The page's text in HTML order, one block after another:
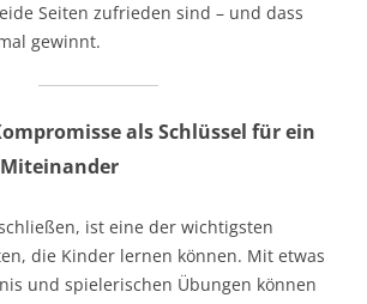
Seiten zufrieden sind – und dass
gewinnt.
als Schlüssel für ein
ist eine der wichtigsten
die Kinder lernen können. Mit etwas
und spielerischen Übungen können